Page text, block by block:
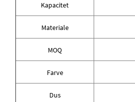
Kapacitet
Materiale
MOQ
Farve
Dus